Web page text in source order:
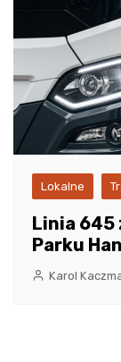
Lokalne
Linia
Parku
Karol